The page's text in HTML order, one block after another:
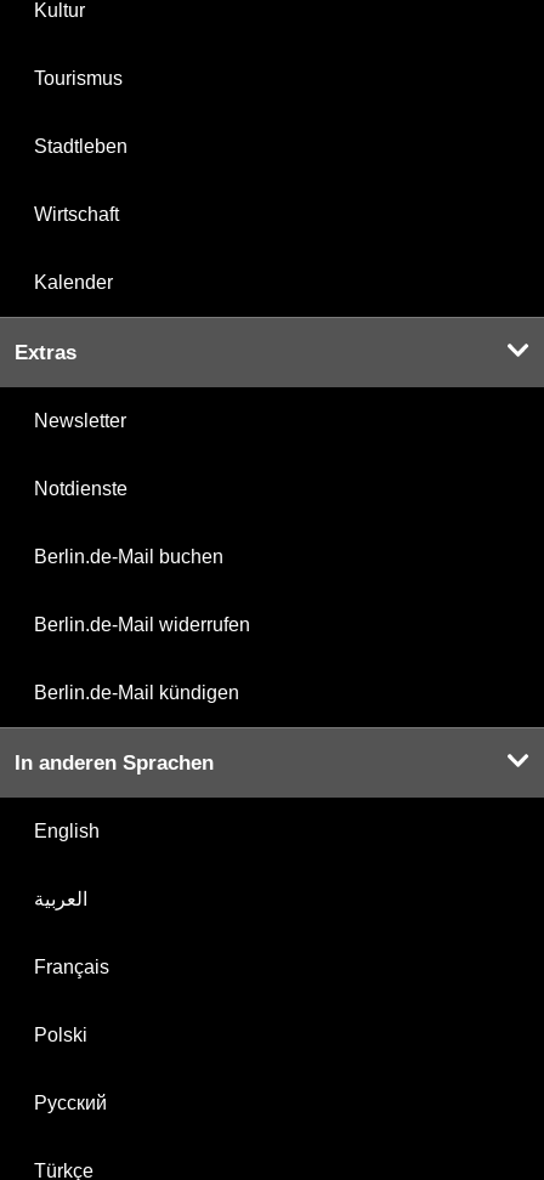
Kultur
Tourismus
Stadtleben
Wirtschaft
Kalender
Extras
Newsletter
Notdienste
Berlin.de-Mail buchen
Berlin.de-Mail widerrufen
Berlin.de-Mail kündigen
In anderen Sprachen
English
العربية
Français
Polski
Русский
Türkçe